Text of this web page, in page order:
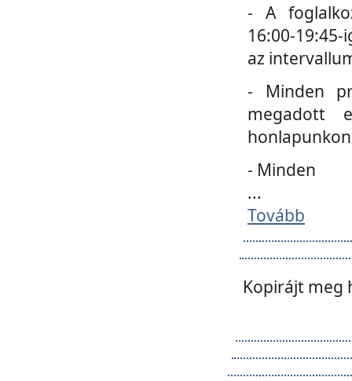
- A
16:00-
az
- Minden
megadott
- Minden
...
Tovább
Kopirájt meg